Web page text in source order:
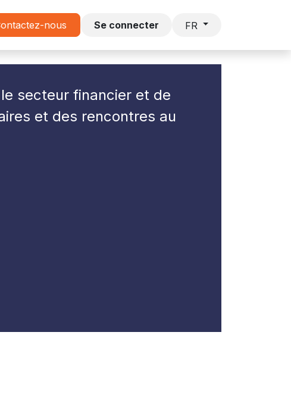
Lettre DECAVI
nous Se connecter FR
secteur financier et de
et des rencontres au